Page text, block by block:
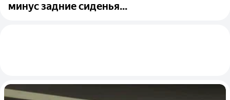
минус задние сиденья...